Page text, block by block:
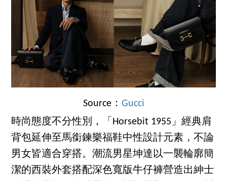
Source： Gucci
時尚態度不分性別，「Horsebit 1955」經典肩
背包延伸至馬銜鍊樂福鞋中性設計元素，不論
男女皆適合穿搭。潮流男星坤達以一襲輪廓簡
潔的西裝外套搭配深色寬版牛仔褲營造出紳士